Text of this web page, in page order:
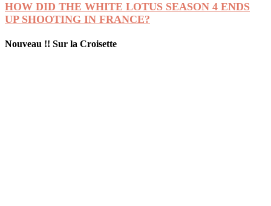
HOW DID THE WHITE LOTUS SEASON 4 ENDS
UP SHOOTING IN FRANCE?
Nouveau !! Sur la Croisette